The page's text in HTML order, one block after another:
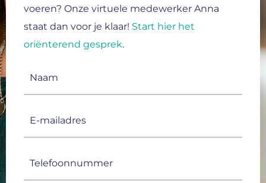
voeren? Onze virtuele medewerker Anna
staat dan voor je klaar! Start hier het
oriënterend gesprek.